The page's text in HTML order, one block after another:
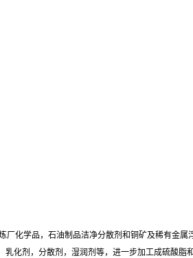
化学品，石油制品洁净分散剂和铜矿及稀有金属
化剂，分散剂，湿润剂等，进一步加工成硫酸脂和